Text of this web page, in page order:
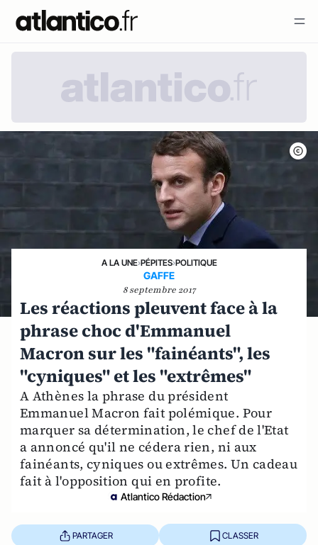
A LA UNE›PÉPITES›POLITIQUE
GAFFE
8 septembre 2017
Les réactions pleuvent face à la
phrase choc d'Emmanuel
Macron sur les "fainéants", les
"cyniques" et les "extrêmes"
A Athènes la phrase du président
Emmanuel Macron fait polémique. Pour
marquer sa détermination, le chef de l'Etat
a annoncé qu'il ne cédera rien, ni aux
fainéants, cyniques ou extrêmes. Un cadeau
fait à l'opposition qui en profite.
Atlantico Rédaction
PARTAGER CLASSER